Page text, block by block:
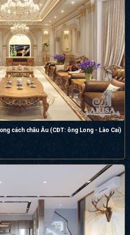
cách châu Âu (CĐT: ông Long - Lào Cai)